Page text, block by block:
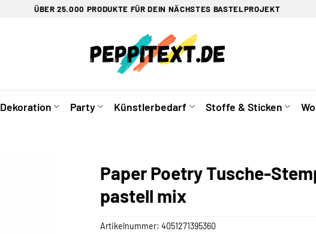
ÜBER 25.000 PRODUKTE FÜR DEIN NÄCHSTES BASTELPROJEKT
Dekoration Party Künstlerbedarf Stoffe & Sticken
Paper Poetry Tusche-
pastell mix
Artikelnummer: 4051271395360